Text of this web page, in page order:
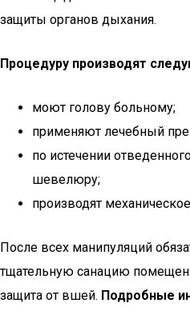
защиты органов дыхания.
Процедуру производят
моют голову больному;
применяют лечебный
по истечении
шевелюру;
производят
После всех манипуляций
тщательную санацию
защита от вшей. Подробные